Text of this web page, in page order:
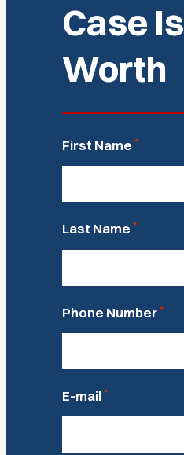
Case Is
Worth
First Name *
Last Name *
Phone Number *
E-mail *